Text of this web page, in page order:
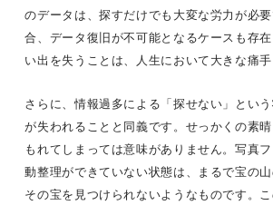
のデータは、探すだけでも大変な労力が必
合、データ復旧が不可能となるケースも存
い出を失うことは、人生において大きな痛手
さらに、情報過多による「探せない」とい
が失われることと同義です。せっかくの素
もれてしまっては意味がありません。写真
動整理ができていない状態は、まるで宝の山
その宝を見つけられないようなものです。